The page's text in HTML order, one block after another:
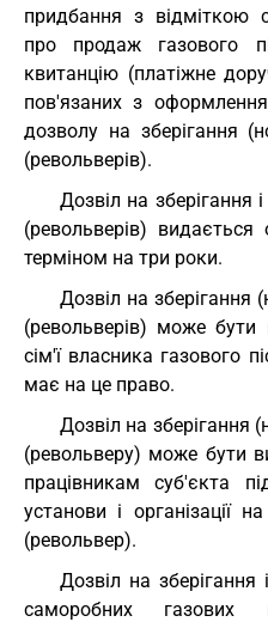
придбання з відміткою
про продаж газового
квитанцію (платіжне
пов'язаних з
дозволу на зберігання
(револьверів).
Дозвіл на зберігання
(револьверів)
терміном на три роки.
Дозвіл на зберігання
(револьверів) може
сім'ї власника газового
має на це право.
Дозвіл на зберігання
(револьверу) може бути
працівникам суб'єкта
установи і організації
(револьвер).
Дозвіл на зберігання
саморобних газових